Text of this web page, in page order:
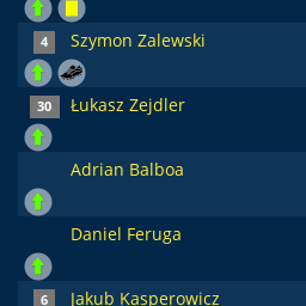
4 Szymon Zalewski
30 Łukasz Zejdler
Adrian Balboa
Daniel Feruga
6 Jakub Kasperowicz